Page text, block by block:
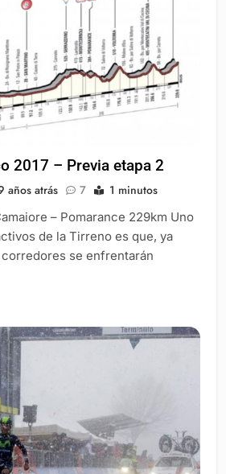
2017 – Previa etapa 2
años atrás 7 1 minutos
– Pomarance 229km Uno
de la Tirreno es que, ya
se enfrentarán